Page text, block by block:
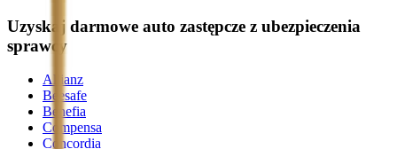
Uzyskaj darmowe auto zastępcze z ubezpieczenia
sprawcy
Allianz
Beesafe
Benefia
Compensa
Concordia